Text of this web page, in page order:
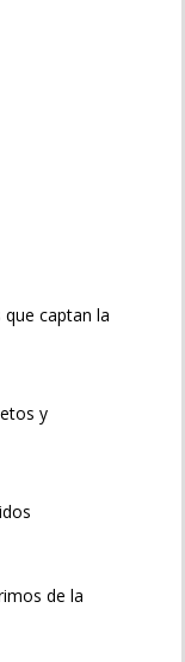
captan la
y
de la